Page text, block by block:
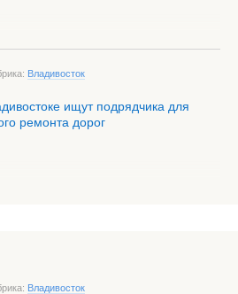
Владивосток
ищут подрядчика для
ремонта дорог
Владивосток